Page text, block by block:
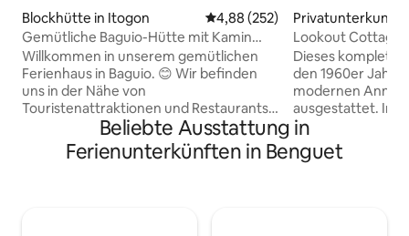
Blockhütte in Itogon Durchschnittliche Bewertung:
4,88 (252)
Gemütliche Baguio-Hütte mit Kamin
und Bergblick
Willkommen in unserem gemütlichen
Ferienhaus in Baguio. 😊 Wir befinden
uns in der Nähe von
Touristenattraktionen und Restaurants.
🚩Touristenattraktionen The Mansion 5
Minuten mit dem 🚗 Wright Park 5
Minuten mit dem 🚗 Mines View Park 5
Privatunterkunft
Lookout Cottage,
Dieses komplett
den 1960er
modernen
ausgestattet. Inmitten weitläufiger
Landschaften
erinnert es an
Baguio“. In der
Beliebte Ausstattung in
Ferienunterkünften in Benguet